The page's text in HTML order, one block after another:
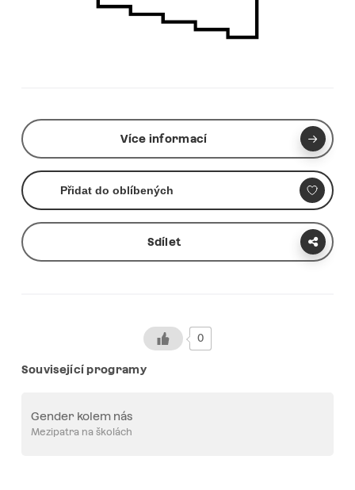
Více informací
Přidat do oblíbených
Sdílet
0
Související programy
Gender kolem nás
Mezipatra na školách